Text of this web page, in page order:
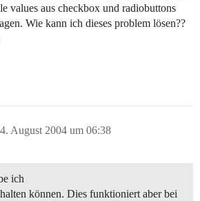
values aus checkbox und radiobuttons
Wie kann ich dieses problem lösen??
August 2004 um 06:38
ich
können. Dies funktioniert aber bei